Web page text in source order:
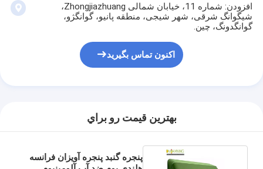
افزودن: شماره 11، خیابان شمالی Zhongjiazhuang،
شیگوانگ شرقی، شهر شیجی، منطقه پانیو، گوانگژو،
گوانگدونگ، چین.
اکنون تماس بگیرید
بهترين قيمت رو براي
پنجره گنبد پنجره آویزان فرانسه